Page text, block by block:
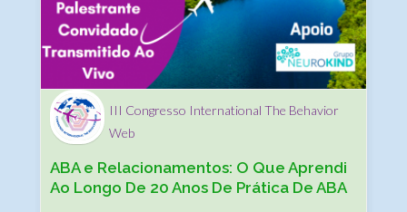
III Congresso International The Behavior
Web
ABA e Relacionamentos: O Que Aprendi
Ao Longo De 20 Anos De Prática De ABA